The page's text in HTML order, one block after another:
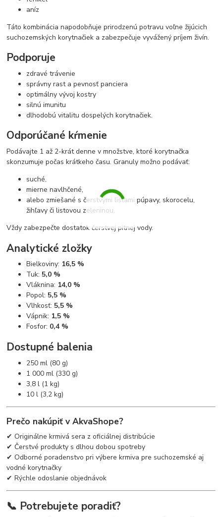
aníz
Táto kombinácia napodobňuje prirodzenú potravu voľne žijúcich
suchozemských korytnačiek a zabezpečuje vyvážený príjem živín.
Podporuje
zdravé trávenie
správny rast a pevnosť panciera
optimálny vývoj kostry
silnú imunitu
dlhodobú vitalitu dospelých korytnačiek.
Odporúčané kŕmenie
Podávajte 1 až 2-krát denne v množstve, ktoré korytnačka
skonzumuje počas krátkeho času. Granuly možno podávať:
suché,
mierne navlhčené,
alebo zmiešané s čerstvými listami púpavy, skorocelu,
žihľavy či listovou zeleninou.
Vždy zabezpečte dostatok čerstvej pitnej vody.
Analytické zložky
Bielkoviny: 16,5 %
Tuk: 5,0 %
Vláknina: 14,0 %
Popol: 5,5 %
Vlhkosť: 5,5 %
Vápnik: 1,5 %
Fosfor: 0,4 %
Dostupné balenia
250 ml (80 g)
1 000 ml (330 g)
3,8 l (1 kg)
10 l (3,2 kg)
Prečo nakúpiť v AkvaShope?
✔ Originálne krmivá sera z oficiálnej distribúcie
✔ Čerstvé produkty s dlhou dobou spotreby
✔ Odborné poradenstvo pri výbere krmiva pre suchozemské aj
vodné korytnačky
✔ Rýchle odoslanie objednávok
📞 Potrebujete poradiť?